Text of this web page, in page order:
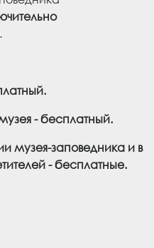
.
- бесплатный.
музея-заповедника и в
- бесплатные.